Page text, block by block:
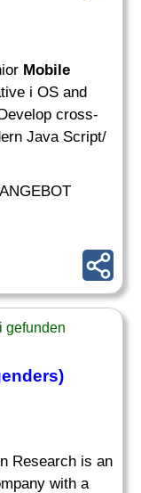
Mobile
i OS and
cross-
Java Script/
gefunden
Research is an
with a